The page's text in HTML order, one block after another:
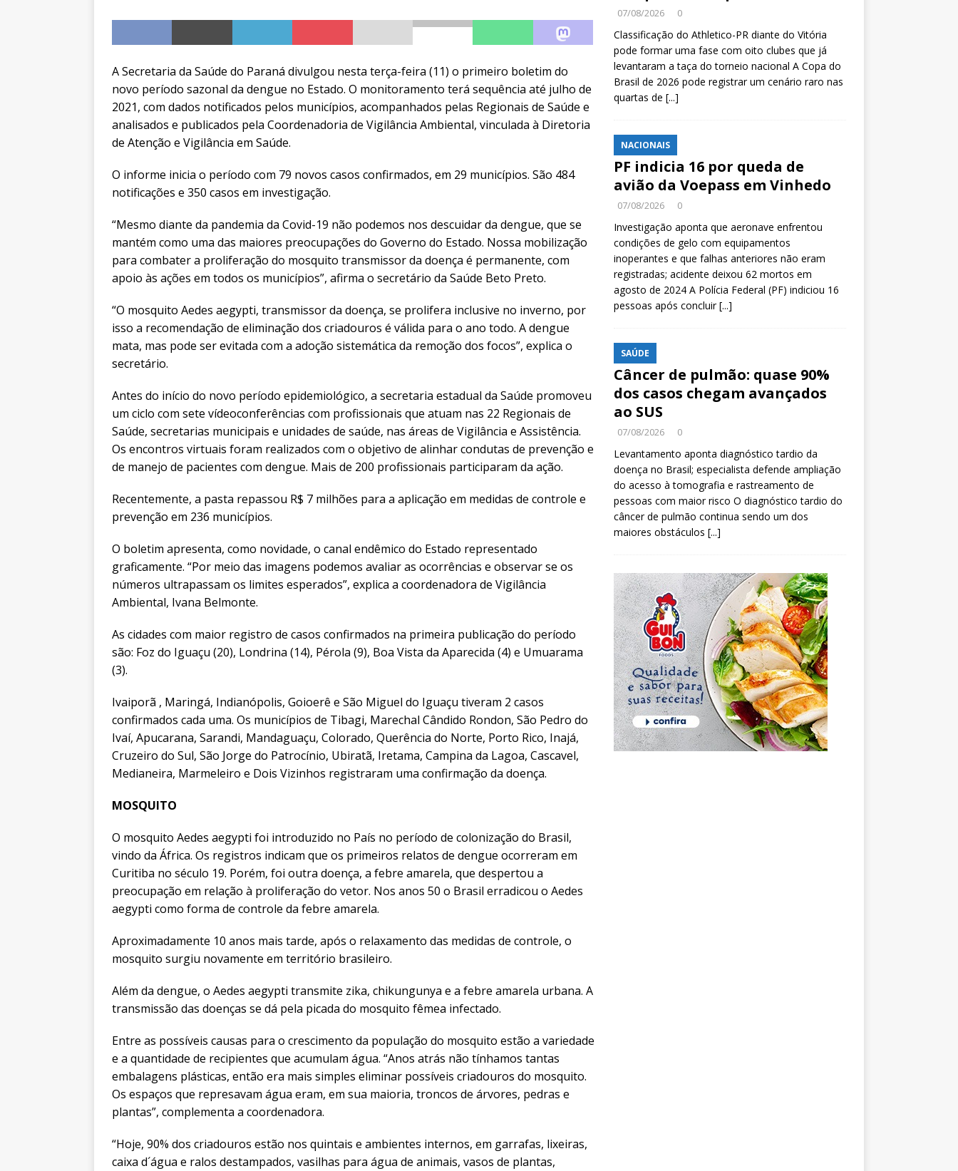
A Secretaria da Saúde do Paraná divulgou nesta terça-feira (11) o primeiro boletim do
novo período sazonal da dengue no Estado. O monitoramento terá sequência até julho de
2021, com dados notificados pelos municípios, acompanhados pelas Regionais de Saúde e
analisados e publicados pela Coordenadoria de Vigilância Ambiental, vinculada à Diretoria
de Atenção e Vigilância em Saúde.
O informe inicia o período com 79 novos casos confirmados, em 29 municípios. São 484
notificações e 350 casos em investigação.
“Mesmo diante da pandemia da Covid-19 não podemos nos descuidar da dengue, que se
mantém como uma das maiores preocupações do Governo do Estado. Nossa mobilização
para combater a proliferação do mosquito transmissor da doença é permanente, com
apoio às ações em todos os municípios”, afirma o secretário da Saúde Beto Preto.
“O mosquito Aedes aegypti, transmissor da doença, se prolifera inclusive no inverno, por
isso a recomendação de eliminação dos criadouros é válida para o ano todo. A dengue
mata, mas pode ser evitada com a adoção sistemática da remoção dos focos”, explica o
secretário.
Antes do início do novo período epidemiológico, a secretaria estadual da Saúde promoveu
um ciclo com sete vídeoconferências com profissionais que atuam nas 22 Regionais de
Saúde, secretarias municipais e unidades de saúde, nas áreas de Vigilância e Assistência.
Os encontros virtuais foram realizados com o objetivo de alinhar condutas de prevenção e
de manejo de pacientes com dengue. Mais de 200 profissionais participaram da ação.
Recentemente, a pasta repassou R$ 7 milhões para a aplicação em medidas de controle e
prevenção em 236 municípios.
O boletim apresenta, como novidade, o canal endêmico do Estado representado
graficamente. “Por meio das imagens podemos avaliar as ocorrências e observar se os
números ultrapassam os limites esperados”, explica a coordenadora de Vigilância
Ambiental, Ivana Belmonte.
As cidades com maior registro de casos confirmados na primeira publicação do período
são: Foz do Iguaçu (20), Londrina (14), Pérola (9), Boa Vista da Aparecida (4) e Umuarama
(3).
Ivaiporã , Maringá, Indianópolis, Goioerê e São Miguel do Iguaçu tiveram 2 casos
confirmados cada uma. Os municípios de Tibagi, Marechal Cândido Rondon, São Pedro do
Ivaí, Apucarana, Sarandi, Mandaguaçu, Colorado, Querência do Norte, Porto Rico, Inajá,
Cruzeiro do Sul, São Jorge do Patrocínio, Ubiratã, Iretama, Campina da Lagoa, Cascavel,
Medianeira, Marmeleiro e Dois Vizinhos registraram uma confirmação da doença.
MOSQUITO
O mosquito Aedes aegypti foi introduzido no País no período de colonização do Brasil,
vindo da África. Os registros indicam que os primeiros relatos de dengue ocorreram em
Curitiba no século 19. Porém, foi outra doença, a febre amarela, que despertou a
preocupação em relação à proliferação do vetor. Nos anos 50 o Brasil erradicou o Aedes
aegypti como forma de controle da febre amarela.
Aproximadamente 10 anos mais tarde, após o relaxamento das medidas de controle, o
mosquito surgiu novamente em território brasileiro.
Além da dengue, o Aedes aegypti transmite zika, chikungunya e a febre amarela urbana. A
transmissão das doenças se dá pela picada do mosquito fêmea infectado.
Entre as possíveis causas para o crescimento da população do mosquito estão a variedade
e a quantidade de recipientes que acumulam água. “Anos atrás não tínhamos tantas
embalagens plásticas, então era mais simples eliminar possíveis criadouros do mosquito.
Os espaços que represavam água eram, em sua maioria, troncos de árvores, pedras e
plantas”, complementa a coordenadora.
“Hoje, 90% dos criadouros estão nos quintais e ambientes internos, em garrafas, lixeiras,
caixa d´água e ralos destampados, vasilhas para água de animais, vasos de plantas,
07/08/2026 0
Classificação do Athletico-PR diante do Vitória
pode formar uma fase com oito clubes que já
levantaram a taça do torneio nacional A Copa do
Brasil de 2026 pode registrar um cenário raro nas
quartas de [...]
NACIONAIS
PF indicia 16 por queda de
avião da Voepass em Vinhedo
07/08/2026 0
Investigação aponta que aeronave enfrentou
condições de gelo com equipamentos
inoperantes e que falhas anteriores não eram
registradas; acidente deixou 62 mortos em
agosto de 2024 A Polícia Federal (PF) indiciou 16
pessoas após concluir[...]
SAÚDE
Câncer de pulmão: quase 90%
dos casos chegam avançados
ao SUS
07/08/2026 0
Levantamento aponta diagnóstico tardio da
doença no Brasil; especialista defende ampliação
do acesso à tomografia e rastreamento de
pessoas com maior risco O diagnóstico tardio do
câncer de pulmão continua sendo um dos
maiores obstáculos [...]